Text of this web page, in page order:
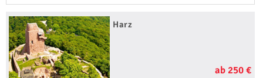
Harz
ab 250 €